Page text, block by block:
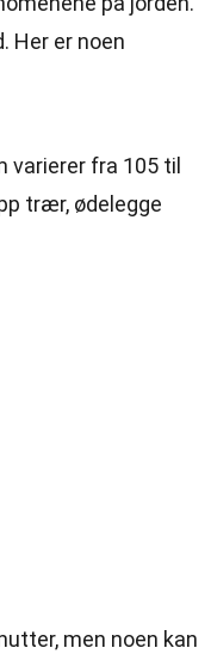
Her er noen
varierer fra 105 til
trær, ødelegge
men noen kan